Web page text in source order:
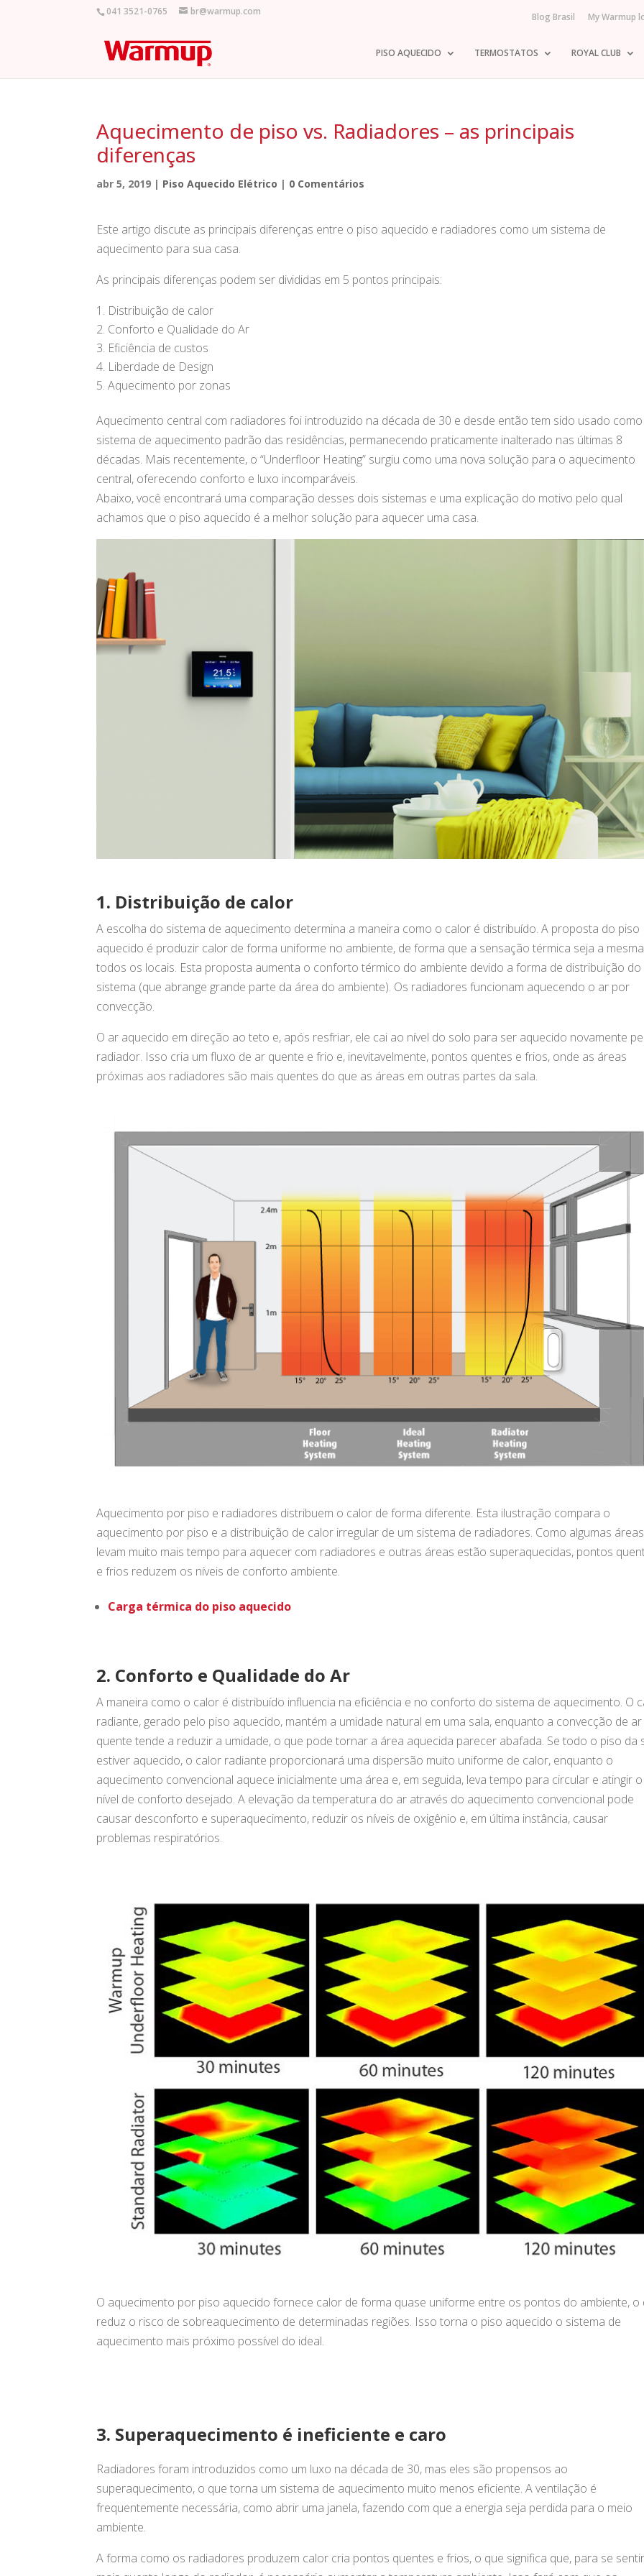
041 3521-0765 br@warmup.com Blog Brasil My Warmup
PISO AQUECIDO TERMOSTATOS ROYAL CLUB
Aquecimento de piso vs. Radiadores – as principais
diferenças
abr 5, 2019 | Piso Aquecido Elétrico | 0 Comentários
Este artigo discute as principais diferenças entre o piso aquecido e radiadores como um sistema de
aquecimento para sua casa.
As principais diferenças podem ser divididas em 5 pontos principais:
Distribuição de calor
Conforto e Qualidade do Ar
Eficiência de custos
Liberdade de Design
Aquecimento por zonas
Aquecimento central com radiadores foi introduzido na década de 30 e desde então tem sido usado
sistema de aquecimento padrão das residências, permanecendo praticamente inalterado nas últimas 8
décadas. Mais recentemente, o “Underfloor Heating” surgiu como uma nova solução para o aquecimento
central, oferecendo conforto e luxo incomparáveis.
Abaixo, você encontrará uma comparação desses dois sistemas e uma explicação do motivo pelo qual
achamos que o piso aquecido é a melhor solução para aquecer uma casa.
1. Distribuição de calor
A escolha do sistema de aquecimento determina a maneira como o calor é distribuído. A proposta do piso
aquecido é produzir calor de forma uniforme no ambiente, de forma que a sensação térmica seja a
todos os locais. Esta proposta aumenta o conforto térmico do ambiente devido a forma de distribuição do
sistema (que abrange grande parte da área do ambiente). Os radiadores funcionam aquecendo o ar por
convecção.
O ar aquecido em direção ao teto e, após resfriar, ele cai ao nível do solo para ser aquecido novamente
radiador. Isso cria um fluxo de ar quente e frio e, inevitavelmente, pontos quentes e frios, onde as áreas
próximas aos radiadores são mais quentes do que as áreas em outras partes da sala.
Aquecimento por piso e radiadores distribuem o calor de forma diferente. Esta ilustração compara o
aquecimento por piso e a distribuição de calor irregular de um sistema de radiadores. Como algumas áreas
levam muito mais tempo para aquecer com radiadores e outras áreas estão superaquecidas, pontos
e frios reduzem os níveis de conforto ambiente.
Carga térmica do piso aquecido
2. Conforto e Qualidade do Ar
A maneira como o calor é distribuído influencia na eficiência e no conforto do sistema de aquecimento. O
radiante, gerado pelo piso aquecido, mantém a umidade natural em uma sala, enquanto a convecção de ar
quente tende a reduzir a umidade, o que pode tornar a área aquecida parecer abafada. Se todo o piso da
estiver aquecido, o calor radiante proporcionará uma dispersão muito uniforme de calor, enquanto o
aquecimento convencional aquece inicialmente uma área e, em seguida, leva tempo para circular e atingir o
nível de conforto desejado. A elevação da temperatura do ar através do aquecimento convencional pode
causar desconforto e superaquecimento, reduzir os níveis de oxigênio e, em última instância, causar
problemas respiratórios.
O aquecimento por piso aquecido fornece calor de forma quase uniforme entre os pontos do ambiente, o
reduz o risco de sobreaquecimento de determinadas regiões. Isso torna o piso aquecido o sistema de
aquecimento mais próximo possível do ideal.
3. Superaquecimento é ineficiente e caro
Radiadores foram introduzidos como um luxo na década de 30, mas eles são propensos ao
superaquecimento, o que torna um sistema de aquecimento muito menos eficiente. A ventilação é
frequentemente necessária, como abrir uma janela, fazendo com que a energia seja perdida para o meio
ambiente.
A forma como os radiadores produzem calor cria pontos quentes e frios, o que significa que, para se